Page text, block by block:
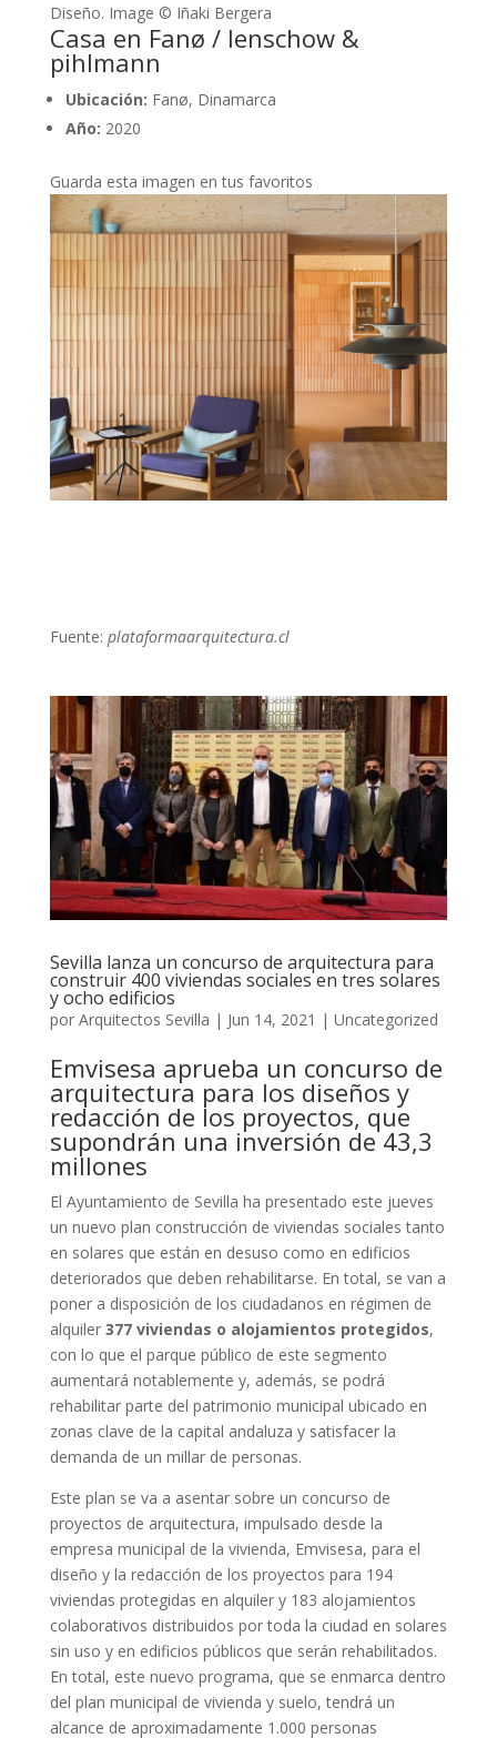
Diseño. Image © Iñaki Bergera
Casa en Fanø / lenschow &
pihlmann
Ubicación: Fanø, Dinamarca
Año: 2020
Guarda esta imagen en tus favoritos
Fuente: plataformaarquitectura.cl
Sevilla lanza un concurso de arquitectura para
construir 400 viviendas sociales en tres solares
y ocho edificios
por Arquitectos Sevilla | Jun 14, 2021 | Uncategorized
Emvisesa aprueba un concurso de
arquitectura para los diseños y
redacción de los proyectos, que
supondrán una inversión de 43,3
millones
El Ayuntamiento de Sevilla ha presentado este jueves
un nuevo plan construcción de viviendas sociales tanto
en solares que están en desuso como en edificios
deteriorados que deben rehabilitarse. En total, se van a
poner a disposición de los ciudadanos en régimen de
alquiler 377 viviendas o alojamientos protegidos,
con lo que el parque público de este segmento
aumentará notablemente y, además, se podrá
rehabilitar parte del patrimonio municipal ubicado en
zonas clave de la capital andaluza y satisfacer la
demanda de un millar de personas.
Este plan se va a asentar sobre un concurso de
proyectos de arquitectura, impulsado desde la
empresa municipal de la vivienda, Emvisesa, para el
diseño y la redacción de los proyectos para 194
viviendas protegidas en alquiler y 183 alojamientos
colaborativos distribuidos por toda la ciudad en solares
sin uso y en edificios públicos que serán rehabilitados.
En total, este nuevo programa, que se enmarca dentro
del plan municipal de vivienda y suelo, tendrá un
alcance de aproximadamente 1.000 personas